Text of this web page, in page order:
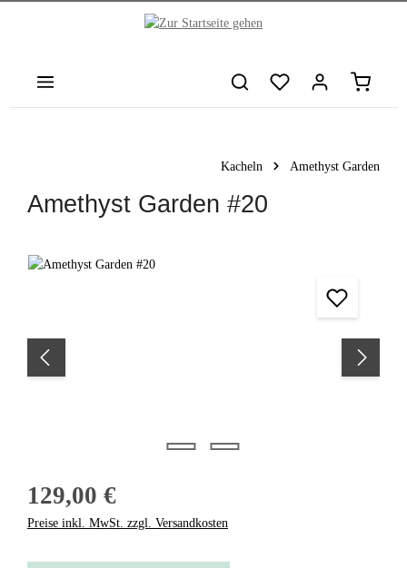
Kacheln Amethyst Garden
Amethyst Garden #20
Bildergalerie überspringen
129,00 €
Preise inkl. MwSt. zzgl. Versandkosten